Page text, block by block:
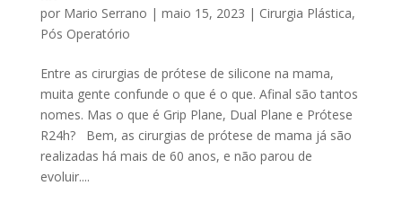
por Mario Serrano | maio 15, 2023 | Cirurgia Plástica,
Pós Operatório
Entre as cirurgias de prótese de silicone na mama,
muita gente confunde o que é o que. Afinal são tantos
nomes. Mas o que é Grip Plane, Dual Plane e Prótese
R24h? Bem, as cirurgias de prótese de mama já são
realizadas há mais de 60 anos, e não parou de
evoluir....